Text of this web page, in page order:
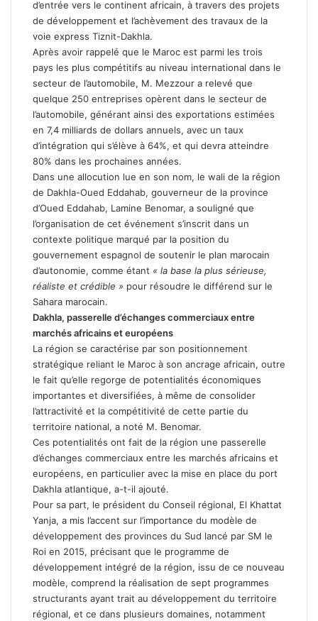
d’entrée vers le continent africain, à travers des projets
de développement et l’achèvement des travaux de la
voie express Tiznit-Dakhla.
Après avoir rappelé que le Maroc est parmi les trois
pays les plus compétitifs au niveau international dans le
secteur de l’automobile, M. Mezzour a relevé que
quelque 250 entreprises opèrent dans le secteur de
l’automobile, générant ainsi des exportations estimées
en 7,4 milliards de dollars annuels, avec un taux
d’intégration qui s’élève à 64%, et qui devra atteindre
80% dans les prochaines années.
Dans une allocution lue en son nom, le wali de la région
de Dakhla-Oued Eddahab, gouverneur de la province
d’Oued Eddahab, Lamine Benomar, a souligné que
l’organisation de cet événement s’inscrit dans un
contexte politique marqué par la position du
gouvernement espagnol de soutenir le plan marocain
d’autonomie, comme étant « la base la plus sérieuse,
réaliste et crédible » pour résoudre le différend sur le
Sahara marocain.
Dakhla, passerelle d’échanges commerciaux entre
marchés africains et européens
La région se caractérise par son positionnement
stratégique reliant le Maroc à son ancrage africain, outre
le fait qu’elle regorge de potentialités économiques
importantes et diversifiées, à même de consolider
l’attractivité et la compétitivité de cette partie du
territoire national, a noté M. Benomar.
Ces potentialités ont fait de la région une passerelle
d’échanges commerciaux entre les marchés africains et
européens, en particulier avec la mise en place du port
Dakhla atlantique, a-t-il ajouté.
Pour sa part, le président du Conseil régional, El Khattat
Yanja, a mis l’accent sur l’importance du modèle de
développement des provinces du Sud lancé par SM le
Roi en 2015, précisant que le programme de
développement intégré de la région, issu de ce nouveau
modèle, comprend la réalisation de sept programmes
structurants ayant trait au développement du territoire
régional, et ce dans plusieurs domaines, notamment